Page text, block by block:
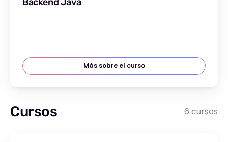
Más sobre el curso
Cursos 6 cursos